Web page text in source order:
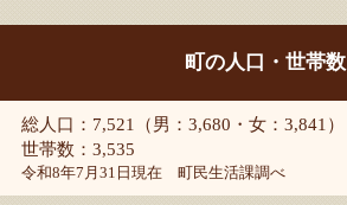
町の人口・世帯数
総人口：7,521（男：3,680・女：3,841）
世帯数：3,535
令和8年7月31日現在 町民生活課調べ